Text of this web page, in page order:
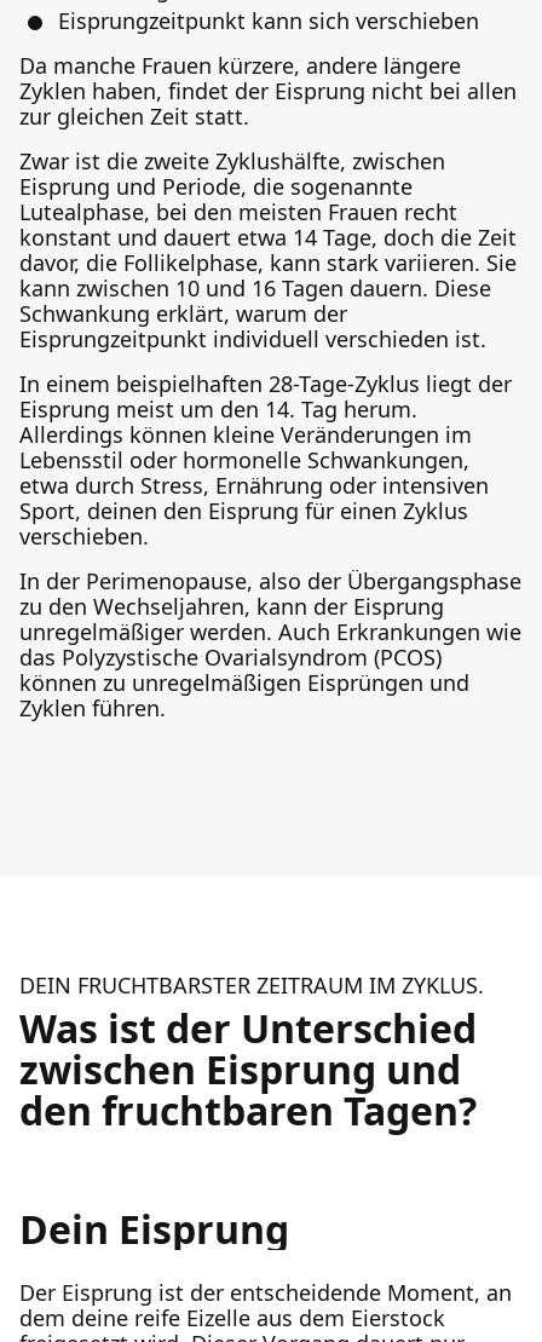
Eisprungzeitpunkt kann sich verschieben
Da manche Frauen kürzere, andere längere
Zyklen haben, findet der Eisprung nicht bei allen
zur gleichen Zeit statt.
Zwar ist die zweite Zyklushälfte, zwischen
Eisprung und Periode, die sogenannte
Lutealphase, bei den meisten Frauen recht
konstant und dauert etwa 14 Tage, doch die Zeit
davor, die Follikelphase, kann stark variieren. Sie
kann zwischen 10 und 16 Tagen dauern. Diese
Schwankung erklärt, warum der
Eisprungzeitpunkt individuell verschieden ist.
In einem beispielhaften 28-Tage-Zyklus liegt der
Eisprung meist um den 14. Tag herum.
Allerdings können kleine Veränderungen im
Lebensstil oder hormonelle Schwankungen,
etwa durch Stress, Ernährung oder intensiven
Sport, deinen den Eisprung für einen Zyklus
verschieben.
In der Perimenopause, also der Übergangsphase
zu den Wechseljahren, kann der Eisprung
unregelmäßiger werden. Auch Erkrankungen wie
das Polyzystische Ovarialsyndrom (PCOS)
können zu unregelmäßigen Eisprüngen und
Zyklen führen.
DEIN FRUCHTBARSTER ZEITRAUM IM ZYKLUS.
Was ist der Unterschied
zwischen Eisprung und
den fruchtbaren Tagen?
Dein Eisprung
Der Eisprung ist der entscheidende Moment, an
dem deine reife Eizelle aus dem Eierstock